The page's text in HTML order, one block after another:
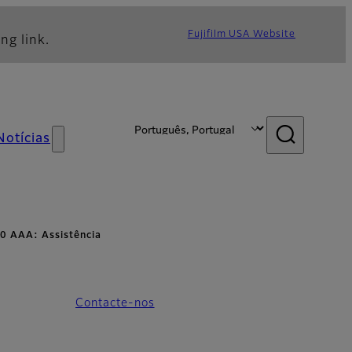
link. Fujifilm USA Website
AAA: Assistência
Contacte-nos